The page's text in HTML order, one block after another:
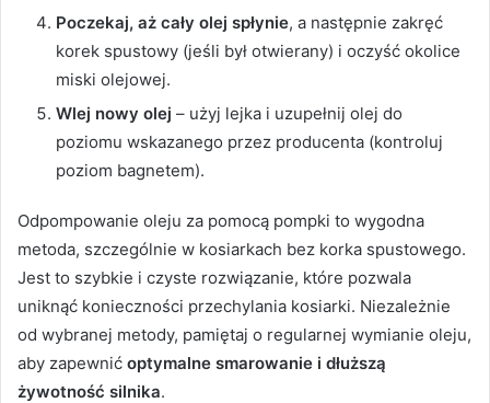
Poczekaj, aż cały olej spłynie, a następnie zakręć
korek spustowy (jeśli był otwierany) i oczyść okolice
miski olejowej.
Wlej nowy olej – użyj lejka i uzupełnij olej do
poziomu wskazanego przez producenta (kontroluj
poziom bagnetem).
Odpompowanie oleju za pomocą pompki to wygodna
metoda, szczególnie w kosiarkach bez korka spustowego.
Jest to szybkie i czyste rozwiązanie, które pozwala
uniknąć konieczności przechylania kosiarki. Niezależnie
od wybranej metody, pamiętaj o regularnej wymianie oleju,
aby zapewnić optymalne smarowanie i dłuższą
żywotność silnika.